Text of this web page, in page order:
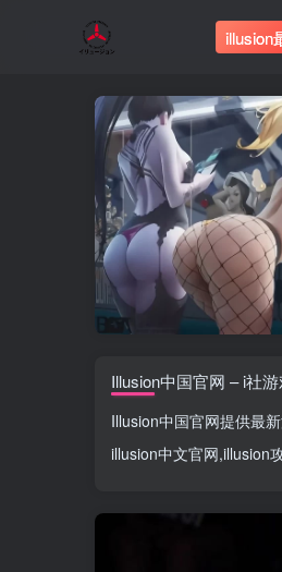
illusion
Illusion中国官网 – i社
Illusion中国官网提供最
illusion中文官网,illusion